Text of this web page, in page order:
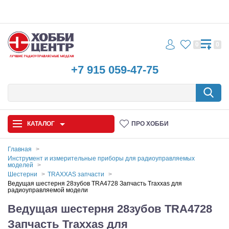
+7 915 059-47-75
0 0
КАТАЛОГ ПРО ХОББИ
Автомодели
Запчасти и аксессуары
Игрушки
Главная
Инструмент и измерительные приборы для радиоуправляемых
моделей
Шестерни
TRAXXAS запчасти
Ведущая шестерня 28зубов TRA4728 Запчасть Traxxas для
радиоуправляемой модели
Ведущая шестерня 28зубов TRA4728
Запчасть Traxxas для